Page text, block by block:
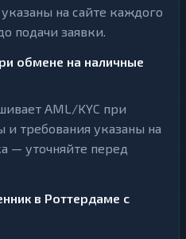
на сайте каждого
подачи заявки.
обмене на наличные
AML/KYC при
требования указаны на
— уточняйте перед
в Роттердаме с